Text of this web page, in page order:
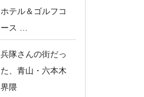
ホテル＆ゴルフコ
ース …
兵隊さんの街だっ
た、青山・六本木
界隈